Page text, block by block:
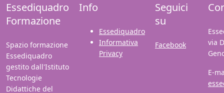
Essediquadro
Formazione
Spazio formazione
Essediquadro
gestito dall'Istituto
Tecnologie
Didattiche del
Info
Essediquadro
Informativa
Privacy
Seguici
su
Facebook
via
E-